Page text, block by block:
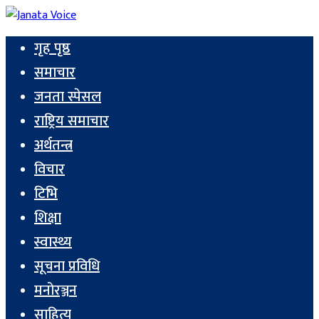
गृह पृष्ठ
समाचार
जनता स्पेसल
राष्ट्रिय समाचार
अर्थतन्त्र
विचार
टिभि
शिक्षा
स्वास्थ्य
सूचना प्रविधि
मनोरञ्जन